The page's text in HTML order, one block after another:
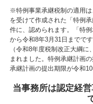
金融機関の皆様へ
書面添付制度のご紹介
FXクラウドシリーズ
※特例事業承継税制の適用
を受けて作成された「特例
件に、認められます。「特
から令和8年3月31日までです
（令和8年度税制改正大綱
まれました。特例承継計画
承継計画の提出期限が令和
当事務所は認定経